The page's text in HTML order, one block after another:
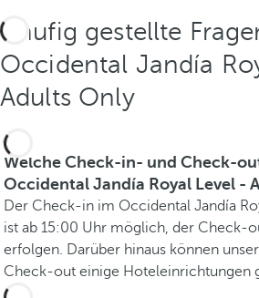
Häufig gestellte
Occidental Jandía
Adults Only
Welche Check-in- und Check-
Occidental Jandía Royal Level -
Der Check-in im Occidental Jandía
ist ab 15:00 Uhr möglich, der Check-
erfolgen. Darüber hinaus können
Check-out einige Hoteleinrichtungen